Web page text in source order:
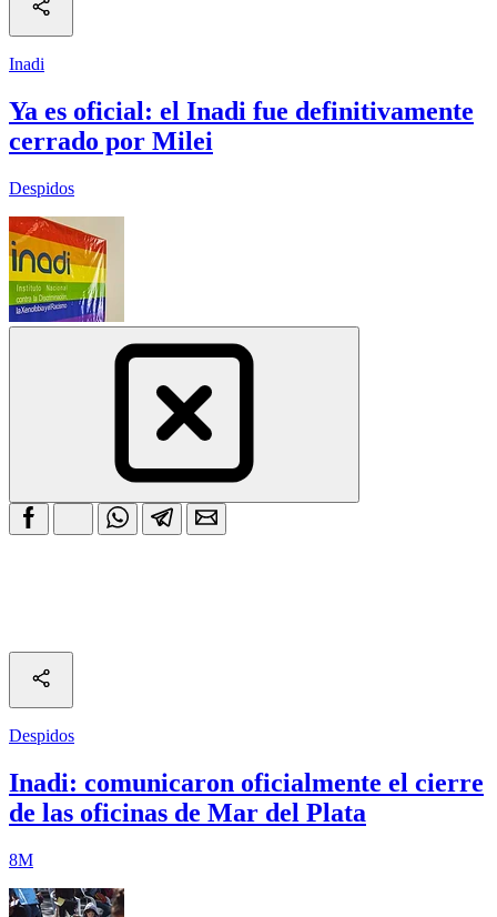
Inadi
Ya es oficial: el Inadi fue definitivamente
cerrado por Milei
Despidos
Despidos
Inadi: comunicaron oficialmente el cierre
de las oficinas de Mar del Plata
8M